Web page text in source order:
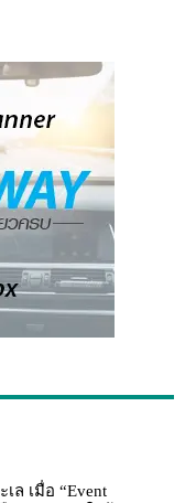
ล เมื่อ “Event